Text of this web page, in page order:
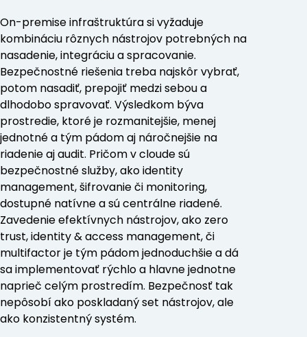
On-premise infraštruktúra si vyžaduje
kombináciu rôznych nástrojov potrebných na
nasadenie, integráciu a spracovanie.
Bezpečnostné riešenia treba najskôr vybrať,
potom nasadiť, prepojiť medzi sebou a
dlhodobo spravovať. Výsledkom býva
prostredie, ktoré je rozmanitejšie, menej
jednotné a tým pádom aj náročnejšie na
riadenie aj audit. Pričom v cloude sú
bezpečnostné služby, ako identity
management, šifrovanie či monitoring,
dostupné natívne a sú centrálne riadené.
Zavedenie efektívnych nástrojov, ako zero
trust, identity & access management, či
multifactor je tým pádom jednoduchšie a dá
sa implementovať rýchlo a hlavne jednotne
naprieč celým prostredím. Bezpečnosť tak
nepôsobí ako poskladaný set nástrojov, ale
ako konzistentný systém.